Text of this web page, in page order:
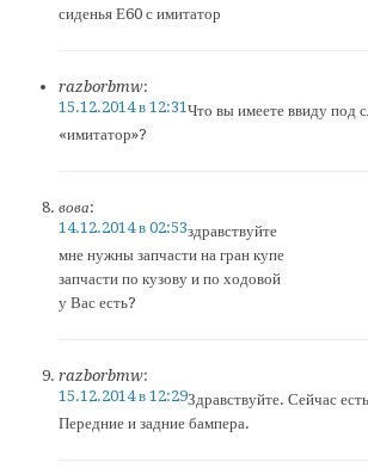
сиденья Е60 с имитатор
razborbmw:
15.12.2014 в 12:31Что вы имеете ввиду под
«имитатор»?
вова:
14.12.2014 в 02:53здравствуйте
мне нужны запчасти на гран купе
запчасти по кузову и по ходовой
у Вас есть?
razborbmw:
15.12.2014 в 12:29Здравствуйте. Сейчас
Передние и задние бампера.